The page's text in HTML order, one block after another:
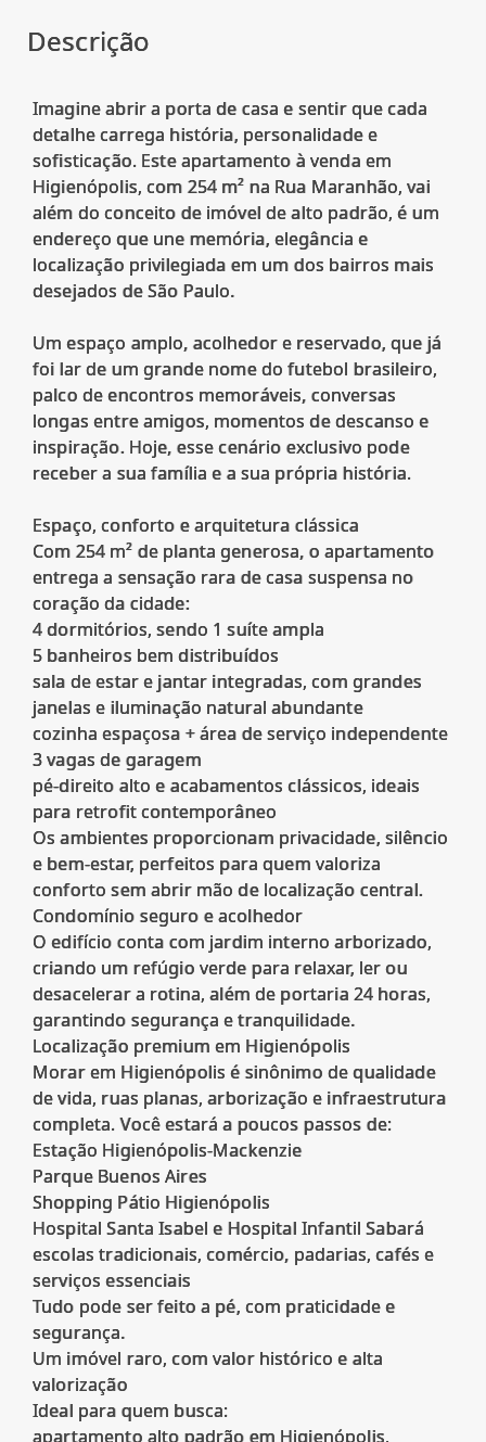
Descrição
Imagine abrir a porta de casa e sentir que cada
detalhe carrega história, personalidade e
sofisticação. Este apartamento à venda em
Higienópolis, com 254 m² na Rua Maranhão, vai
além do conceito de imóvel de alto padrão, é um
endereço que une memória, elegância e
localização privilegiada em um dos bairros mais
desejados de São Paulo.
Um espaço amplo, acolhedor e reservado, que já
foi lar de um grande nome do futebol brasileiro,
palco de encontros memoráveis, conversas
longas entre amigos, momentos de descanso e
inspiração. Hoje, esse cenário exclusivo pode
receber a sua família e a sua própria história.
Espaço, conforto e arquitetura clássica
Com 254 m² de planta generosa, o apartamento
entrega a sensação rara de casa suspensa no
coração da cidade:
4 dormitórios, sendo 1 suíte ampla
5 banheiros bem distribuídos
sala de estar e jantar integradas, com grandes
janelas e iluminação natural abundante
cozinha espaçosa + área de serviço independente
3 vagas de garagem
pé-direito alto e acabamentos clássicos, ideais
para retrofit contemporâneo
Os ambientes proporcionam privacidade, silêncio
e bem-estar, perfeitos para quem valoriza
conforto sem abrir mão de localização central.
Condomínio seguro e acolhedor
O edifício conta com jardim interno arborizado,
criando um refúgio verde para relaxar, ler ou
desacelerar a rotina, além de portaria 24 horas,
garantindo segurança e tranquilidade.
Localização premium em Higienópolis
Morar em Higienópolis é sinônimo de qualidade
de vida, ruas planas, arborização e infraestrutura
completa. Você estará a poucos passos de:
Estação Higienópolis-Mackenzie
Parque Buenos Aires
Shopping Pátio Higienópolis
Hospital Santa Isabel e Hospital Infantil Sabará
escolas tradicionais, comércio, padarias, cafés e
serviços essenciais
Tudo pode ser feito a pé, com praticidade e
segurança.
Um imóvel raro, com valor histórico e alta
valorização
Ideal para quem busca:
apartamento alto padrão em Higienópolis,